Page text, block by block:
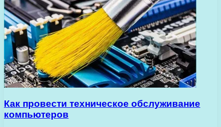
Как провести техническое обслуживание
компьютеров